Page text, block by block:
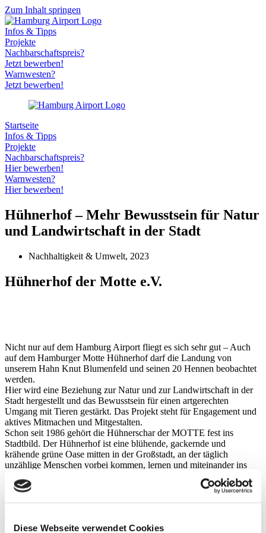
Diese Webseite verwendet Cookies
Zum Inhalt springen
Infos & Tipps
Projekte
Nachbarschaftspreis?
Jetzt bewerben!
Warnwesten?
Jetzt bewerben!
Startseite
Infos & Tipps
Projekte
Nachbarschaftspreis?
Hier bewerben!
Warnwesten?
Hier bewerben!
Hühnerhof – Mehr Bewusstsein für Natur
und Landwirtschaft in der Stadt
Nachhaltigkeit & Umwelt, 2023
Hühnerhof der Motte e.V.
Nicht nur auf dem Hamburg Airport fliegt es sich sehr gut – Auch
auf dem Hamburger Motte Hühnerhof darf die Landung von
unserem Hahn Knut Blumenfeld und seinen 20 Hennen beobachtet
werden.
Hier wird eine Beziehung zur Natur und zur Landwirtschaft in der
Stadt hergestellt und das Bewusstsein für einen artgerechten
Umgang mit Tieren gestärkt. Das Projekt steht für Engagement und
aktives Mitmachen und Mitgestalten.
Schon seit 1986 gehört die Hühnerschar der MOTTE fest ins
Stadtbild. Der Hühnerhof ist eine blühende, gackernde und
krähende grüne Oase mitten in der Großstadt, an der täglich
unzählige Menschen vorbei kommen, lernen und miteinander ins
Nachmittags kannst Du den Hühnern beim Sandbaden zuschauen
und sie mit Obst und Gemüseresten füttern. Kleine Kinder, aber
dabei ist besonders für die Kleinen der Hof ein beliebtes